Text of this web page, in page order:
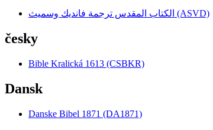
الكتاب المقدس ترجمة فانديك وسميث (ASVD)
česky
Bible Kralická 1613 (CSBKR)
Dansk
Danske Bibel 1871 (DA1871)